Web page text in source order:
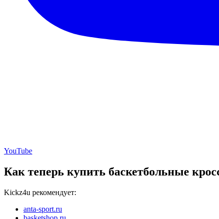
YouTube
Как теперь купить баскетбольные
Kickz4u рекомендует:
anta-sport.ru